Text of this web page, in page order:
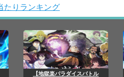
たりランキング
【地獄楽パラダイスバトル